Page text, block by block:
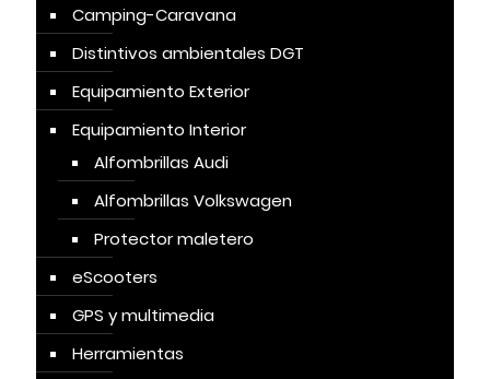
Camping-Caravana
Distintivos ambientales DGT
Equipamiento Exterior
Equipamiento Interior
Alfombrillas Audi
Alfombrillas Volkswagen
Protector maletero
eScooters
GPS y multimedia
Herramientas